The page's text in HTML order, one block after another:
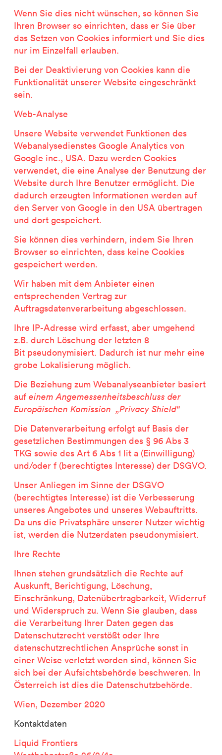
Wenn Sie dies nicht wünschen, so können Sie
Ihren Browser so einrichten, dass er Sie über
das Setzen von Cookies informiert und Sie dies
nur im Einzelfall erlauben.
Bei der Deaktivierung von Cookies kann die
Funktionalität unserer Website eingeschränkt
sein.
Web-Analyse
Unsere Website verwendet Funktionen des
Webanalysedienstes Google Analytics von
Google inc., USA. Dazu werden Cookies
verwendet, die eine Analyse der Benutzung der
Website durch Ihre Benutzer ermöglicht. Die
dadurch erzeugten Informationen werden auf
den Server von Google in den USA übertragen
und dort gespeichert.
Sie können dies verhindern, indem Sie Ihren
Browser so einrichten, dass keine Cookies
gespeichert werden.
Wir haben mit dem Anbieter einen
entsprechenden Vertrag zur
Auftragsdatenverarbeitung abgeschlossen.
Ihre IP-Adresse wird erfasst, aber umgehend
z.B. durch Löschung der letzten 8
Bit pseudonymisiert. Dadurch ist nur mehr eine
grobe Lokalisierung möglich.
Die Beziehung zum Webanalyseanbieter basiert
auf einem Angemessenheitsbeschluss der
Europäischen Komission „Privacy Shield"
Die Datenverarbeitung erfolgt auf Basis der
gesetzlichen Bestimmungen des § 96 Abs 3
TKG sowie des Art 6 Abs 1 lit a (Einwilligung)
und/oder f (berechtigtes Interesse) der DSGVO.
Unser Anliegen im Sinne der DSGVO
(berechtigtes Interesse) ist die Verbesserung
unseres Angebotes und unseres Webauftritts.
Da uns die Privatsphäre unserer Nutzer wichtig
ist, werden die Nutzerdaten pseudonymisiert.
Ihre Rechte
Ihnen stehen grundsätzlich die Rechte auf
Auskunft, Berichtigung, Löschung,
Einschränkung, Datenübertragbarkeit, Widerruf
und Widerspruch zu. Wenn Sie glauben, dass
die Verarbeitung Ihrer Daten gegen das
Datenschutzrecht verstößt oder Ihre
datenschutzrechtlichen Ansprüche sonst in
einer Weise verletzt worden sind, können Sie
sich bei der Aufsichtsbehörde beschweren. In
Österreich ist dies die Datenschutzbehörde.
Wien, Dezember 2020
Kontaktdaten
Liquid Frontiers
Stealing Eyeballs